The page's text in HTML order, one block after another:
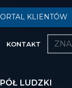
KLIENTÓW
KONTAKT
LUDZKI